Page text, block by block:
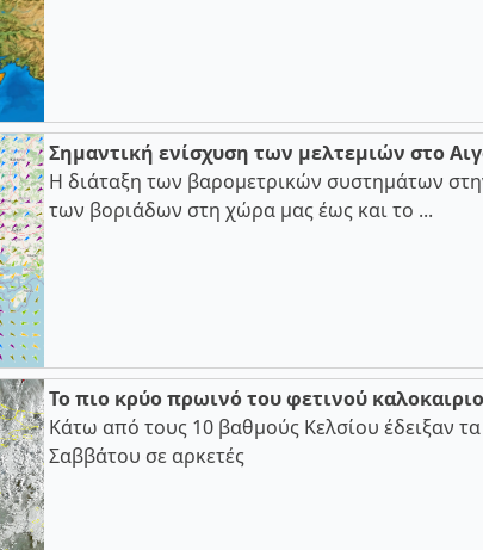
Σημαντική ενίσχυση των μελτεμιών στο
Η διάταξη των βαρομετρικών συστημάτων
των βοριάδων στη χώρα μας έως και το ...
Το πιο κρύο πρωινό του φετινού
Κάτω από τους 10 βαθμούς Κελσίου έδειξαν
Σαββάτου σε αρκετές